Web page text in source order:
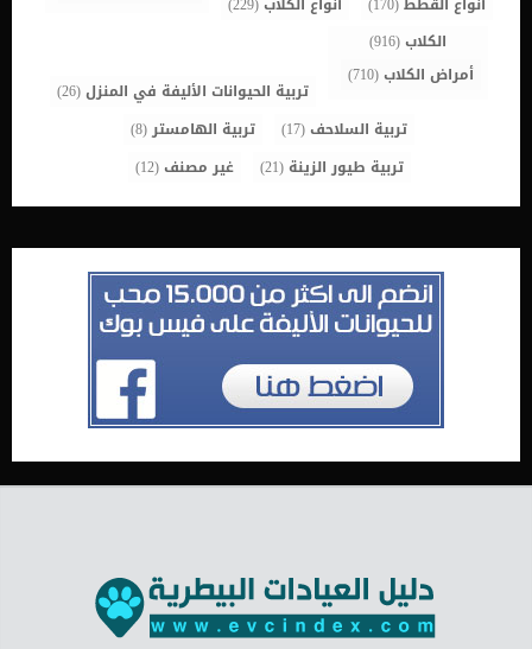
الكلاب(916)
أمراض الكلاب(710)
تربية الحيوانات الأليفة في المنزل(26)
تربية السلاحف(17) تربية الهامستر(8)
تربية طيور الزينة (21) غير مصنف(12)